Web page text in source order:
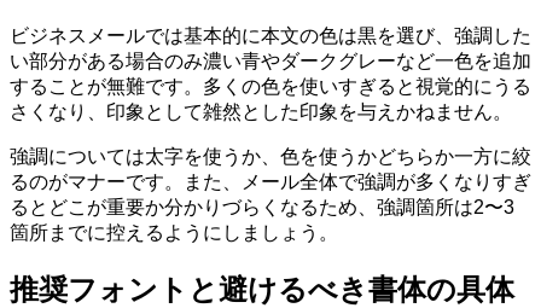
ビジネスメールでは基本的に本文の色は黒を選び、強調した
い部分がある場合のみ濃い青やダークグレーなど一色を追加
することが無難です。多くの色を使いすぎると視覚的にうる
さくなり、印象として雑然とした印象を与えかねません。
強調については太字を使うか、色を使うかどちらか一方に絞
るのがマナーです。また、メール全体で強調が多くなりすぎ
るとどこが重要か分かりづらくなるため、強調箇所は2〜3
箇所までに控えるようにしましょう。
推奨フォントと避けるべき書体の具体